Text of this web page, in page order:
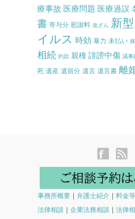
療事故 医療問題 医療過誤
書 寄与分 慰謝料 改ざん 新
イルス 時効 暴力 未払い
相続 約款 親権 誹謗中傷 議事
死 遺産 遺留分 遺言 遺言書 離
事務所概要｜ 弁護士紹介 ｜ 料金
法律相談 ｜ 企業法務相談 ｜ 法律